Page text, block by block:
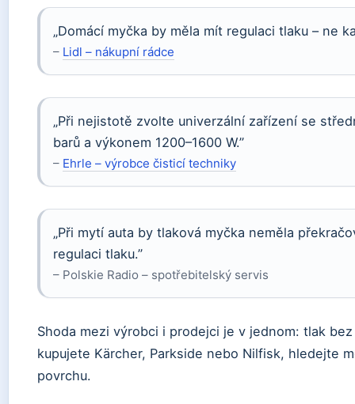
„Domácí myčka by měla mít regulaci tlaku – ne
– Lidl – nákupní rádce
„Při nejistotě zvolte univerzální zařízení se
barů a výkonem 1200–1600 W.”
– Ehrle – výrobce čisticí techniky
„Při mytí auta by tlaková myčka neměla
regulaci tlaku.”
– Polskie Radio – spotřebitelský servis
Shoda mezi výrobci i prodejci je v jednom: tlak
kupujete Kärcher, Parkside nebo Nilfisk, hledejte
povrchu.